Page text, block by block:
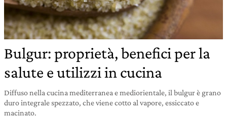
Bulgur: proprietà, benefici per la
salute e utilizzi in cucina
Diffuso nella cucina mediterranea e mediorientale, il bulgur è grano
duro integrale spezzato, che viene cotto al vapore, essiccato e
macinato.